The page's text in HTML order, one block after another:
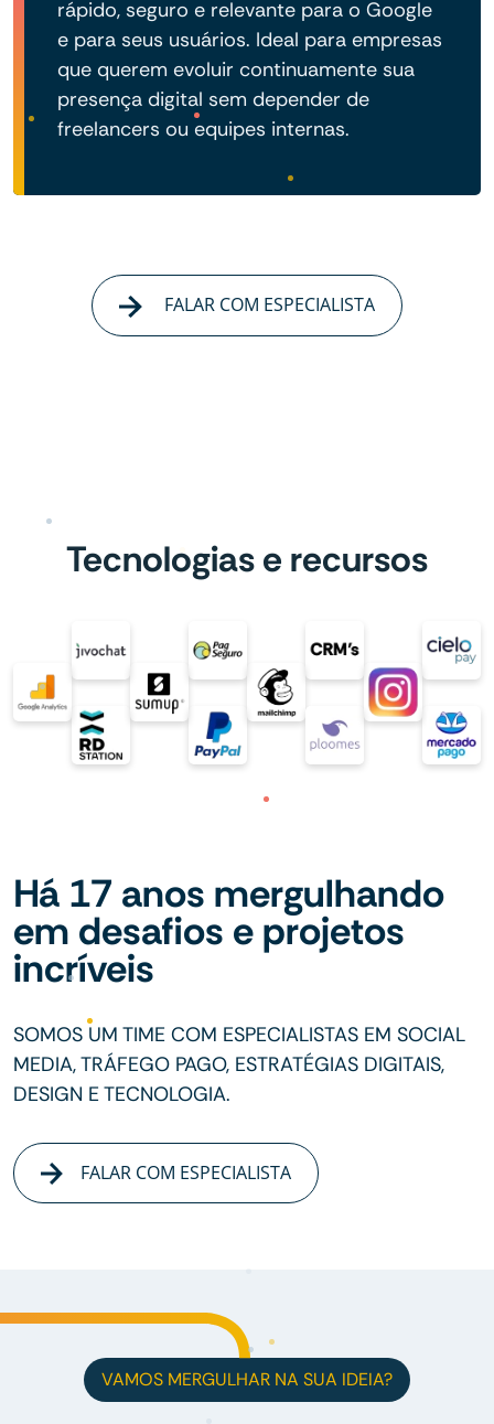
rápido, seguro e relevante para o Google
e para seus usuários. Ideal para empresas
que querem evoluir continuamente sua
presença digital sem depender de
freelancers ou equipes internas.
FALAR COM ESPECIALISTA
Tecnologias e recursos
Há 17 anos mergulhando
em desafios e projetos
incríveis
SOMOS UM TIME COM ESPECIALISTAS EM SOCIAL
MEDIA, TRÁFEGO PAGO, ESTRATÉGIAS DIGITAIS,
DESIGN E TECNOLOGIA.
FALAR COM ESPECIALISTA
VAMOS MERGULHAR NA SUA IDEIA?